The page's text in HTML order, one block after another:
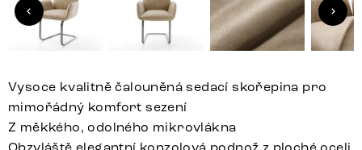
Vysoce kvalitně čalouněná sedací skořepina pro
mimořádný komfort sezení
Z měkkého, odolného mikrovlákna